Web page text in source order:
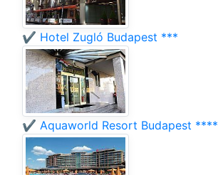
✔️ Hotel Zugló Budapest ***
✔️ Aquaworld Resort Budapest ****